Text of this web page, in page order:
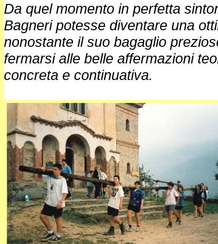
Da quel momento in perfetta
Bagneri potesse diventare una
nonostante il suo bagaglio
fermarsi alle belle affermazioni
concreta e continuativa.